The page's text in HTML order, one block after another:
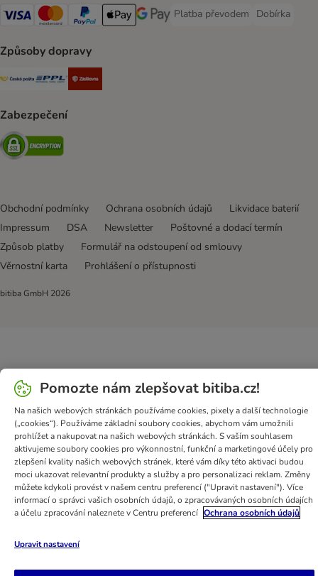
Visa Payment Method
mastercard Payment Method
PayPal Payment Method
Apple pay Payment Method
Google Pay Payment Method
Platba převodem
Platba převodem Payment
Dobírka
Dobírka
Způsoby dopravy
Česká pošta Shipping Method
PPL Shipping Method
Zabezpečení
Security
Obchodní podmínky Ochrana osobních údajů
Likvidace baterií
Impressum
DSA Newsletter
Poštovné a dodací termín
Způsob platby
Formulář na odstoupení od smlouvy
Věrnostní karta
Prohlášení o přístupnosti
bitiba GmbH 2026
Pomozte nám zlepšovat bitiba.cz!
Na našich webových stránkách používáme cookies, pixely a další technologie
(„cookies“). Používáme základní soubory cookies, abychom vám umožnili
prohlížet a nakupovat na našich webových stránkách. S vaším souhlasem
aktivujeme soubory cookies pro výkonnostní, funkční a marketingové účely pro
zlepšení kvality našich webových stránek, které vám díky této aktivaci budou
moci ukazovat relevantní produkty a služby a pro personalizaci reklam. Změny
můžete kdykoli provést v našem centru preferencí ("Upravit nastavení"). Více
informací o správci vašich osobních údajů, o zpracovávaných osobních údajích
a účelu zpracování naleznete v Centru preferencí Ochrana osobních údajů
Upravit nastavení